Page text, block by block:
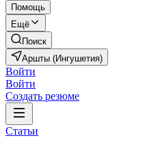
Помощь
Ещё
Поиск
Аршты (Ингушетия)
Войти
Войти
Создать резюме
Статьи